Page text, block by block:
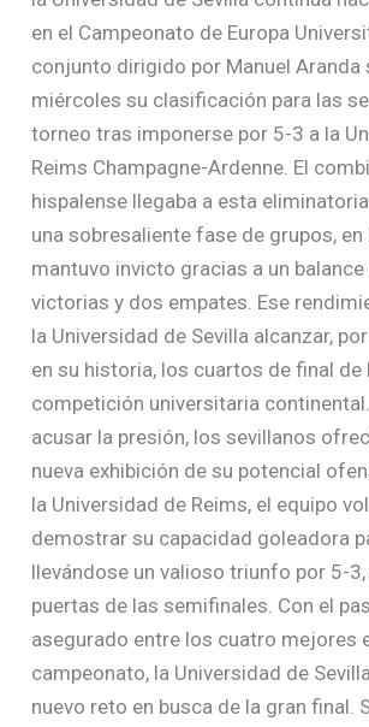
en el Campeonato de Europa
conjunto dirigido por Manuel Aranda
miércoles su clasificación para las
torneo tras imponerse por 5-3 a la
Reims Champagne-Ardenne. El
hispalense llegaba a esta
una sobresaliente fase de grupos, en
mantuvo invicto gracias a un
victorias y dos empates. Ese
la Universidad de Sevilla alcanzar,
en su historia, los cuartos de final de
competición universitaria
acusar la presión, los sevillanos
nueva exhibición de su potencial
la Universidad de Reims, el equipo
demostrar su capacidad goleadora
llevándose un valioso triunfo por 5-3,
puertas de las semifinales. Con el
asegurado entre los cuatro mejores
campeonato, la Universidad de
nuevo reto en busca de la gran final.